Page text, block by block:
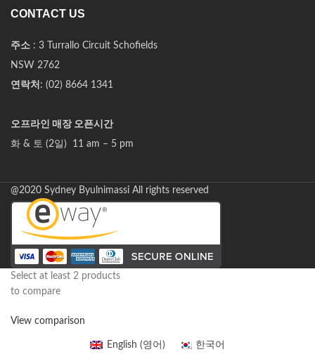
CONTACT US
주소 : 3 Turrallo Circuit Schofields
NSW 2762
연락처 : (02) 8664 1341
오프라인 매장 오픈시간
화 & 토 (2일) 11 am – 5 pm
@2020 Sydney Byulnimassi All rights reserved
Select at least 2 products
to compare
View comparison
English (영어 ) 한국어